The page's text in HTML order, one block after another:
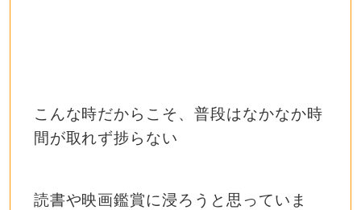
こんな時だからこそ、普段はなかなか時
間が取れず捗らない
読書や映画鑑賞に浸ろうと思っていま